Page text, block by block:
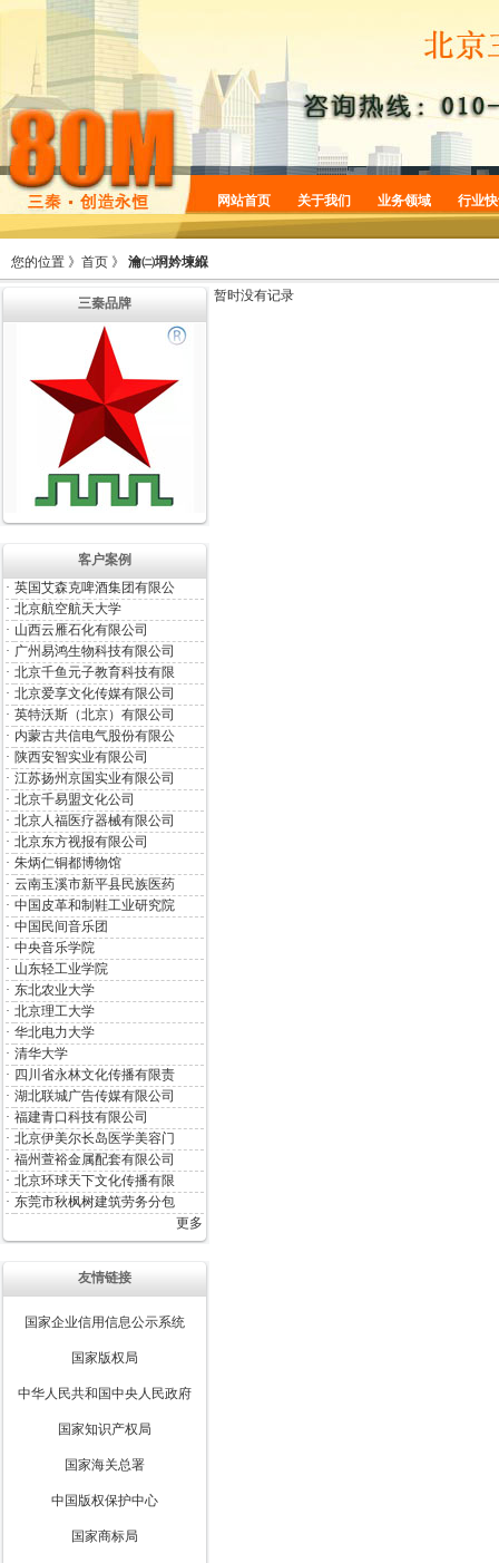
网站首页 关于我们
企业简介
业务领域
商标服务
行业
您的位置 》 首页 》 瀹㈡埛妗堜緥
三秦品牌
客户案例
· 英国艾森克啤酒集团有限公
· 北京航空航天大学
· 山西云雁石化有限公司
· 广州易鸿生物科技有限公司
· 北京千鱼元子教育科技有限
· 北京爱享文化传媒有限公司
· 英特沃斯（北京）有限公司
· 内蒙古共信电气股份有限公
· 陕西安智实业有限公司
· 江苏扬州京国实业有限公司
· 北京千易盟文化公司
· 北京人福医疗器械有限公司
· 北京东方视报有限公司
· 朱炳仁铜都博物馆
· 云南玉溪市新平县民族医药
· 中国皮革和制鞋工业研究院
· 中国民间音乐团
· 中央音乐学院
· 山东轻工业学院
· 东北农业大学
· 北京理工大学
· 华北电力大学
· 清华大学
· 四川省永林文化传播有限责
· 湖北联城广告传媒有限公司
· 福建青口科技有限公司
· 北京伊美尔长岛医学美容门
· 福州萱裕金属配套有限公司
· 北京环球天下文化传播有限
· 东莞市秋枫树建筑劳务分包
更多
友情链接
国家企业信用信息公示系统
国家版权局
中华人民共和国中央人民政府
国家知识产权局
国家海关总署
中国版权保护中心
国家商标局
暂时没有记录